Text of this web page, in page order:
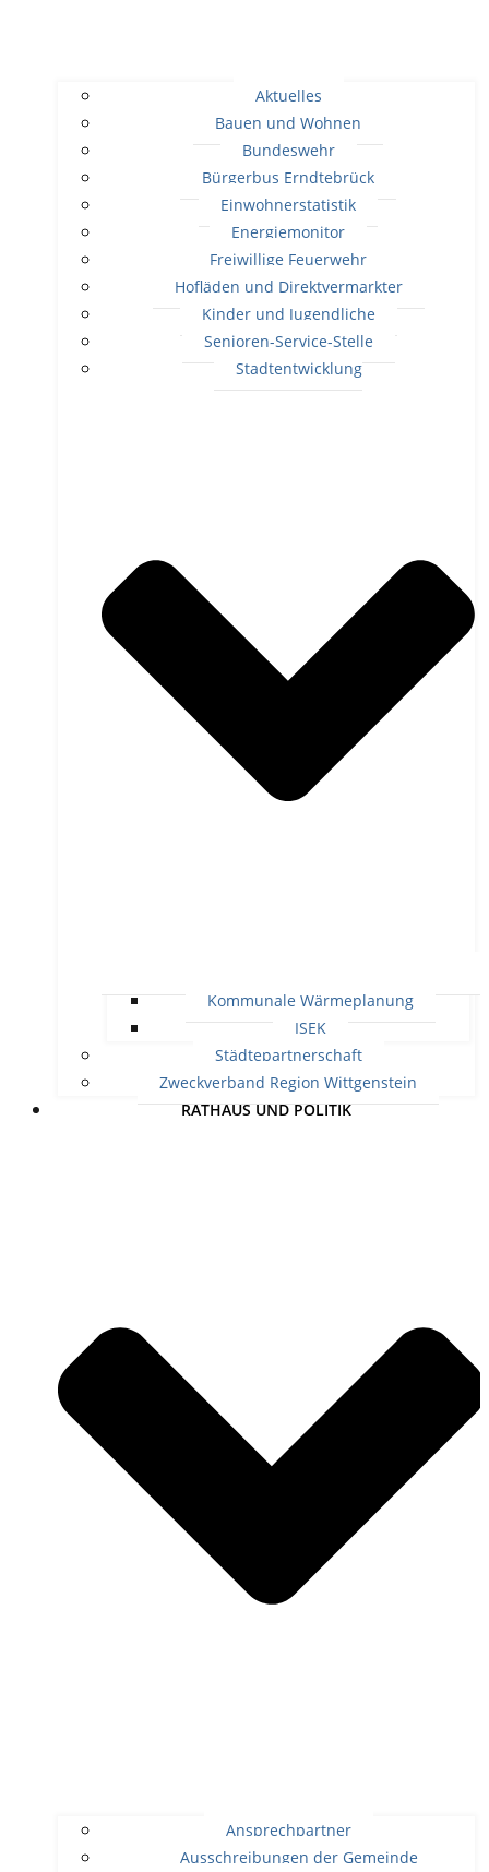
Aktuelles
Bauen und Wohnen
Bundeswehr
Bürgerbus Erndtebrück
Einwohnerstatistik
Energiemonitor
Freiwillige Feuerwehr
Hofläden und Direktvermarkter
Kinder und Jugendliche
Senioren-Service-Stelle
Stadtentwicklung
Kommunale Wärmeplanung
ISEK
Städtepartnerschaft
Zweckverband Region Wittgenstein
RATHAUS UND POLITIK
Ansprechpartner
Ausschreibungen der Gemeinde